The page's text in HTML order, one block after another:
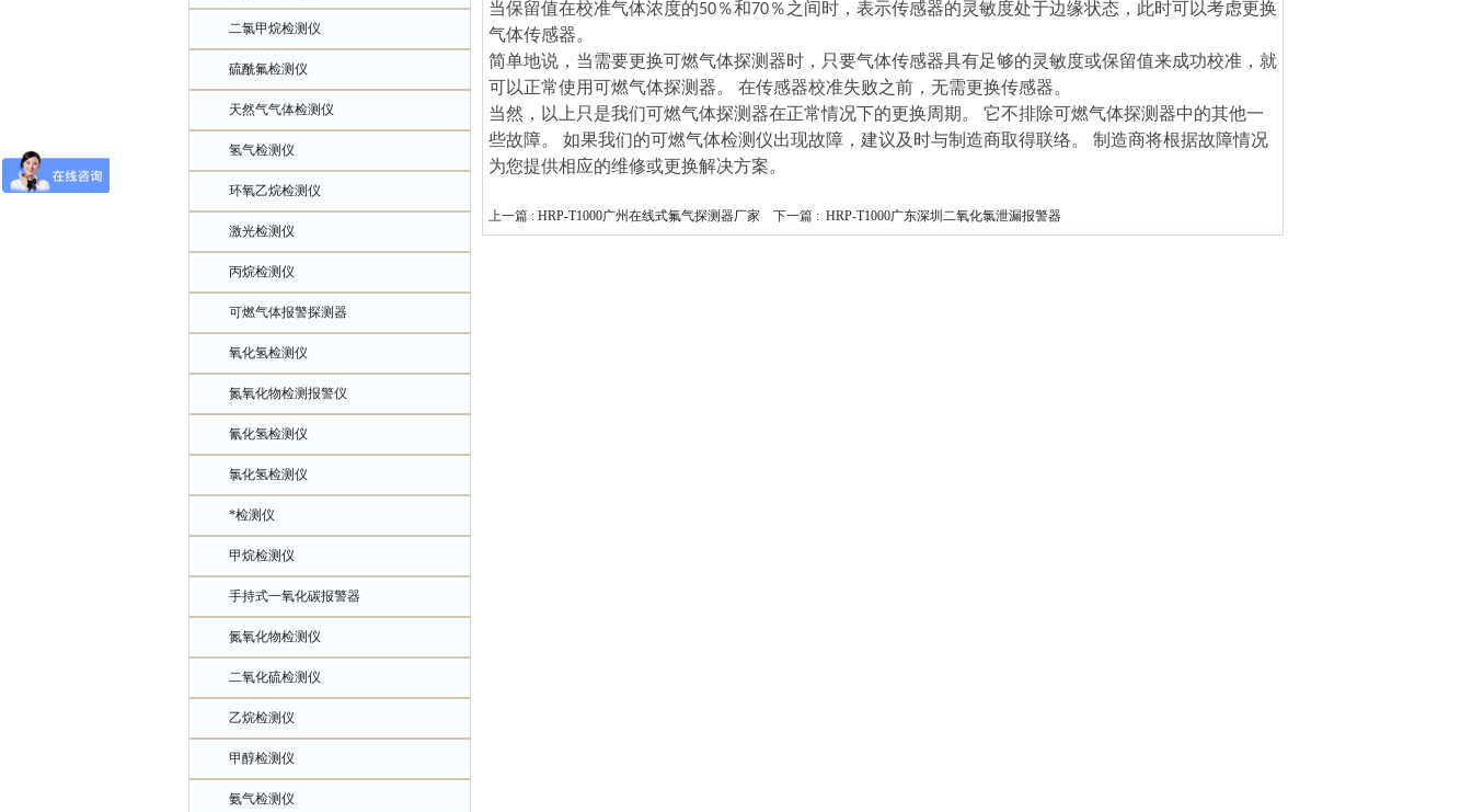
二氯甲烷检测仪
硫酰氟检测仪
天然气气体检测仪
氢气检测仪
环氧乙烷检测仪
激光检测仪
丙烷检测仪
可燃气体报警探测器
氧化氢检测仪
氮氧化物检测报警仪
氰化氢检测仪
氯化氢检测仪
*检测仪
甲烷检测仪
手持式一氧化碳报警器
氮氧化物检测仪
二氧化硫检测仪
乙烷检测仪
甲醇检测仪
氨气检测仪
当保留值在校准气体浓度的50％和70％之间时，表示传感器的灵敏度处于边缘状态，此时可以考虑更换
气体传感器。
简单地说，当需要更换可燃气体探测器时，只要气体传感器具有足够的灵敏度或保留值来成功校准，就
可以正常使用可燃气体探测器。 在传感器校准失败之前，无需更换传感器。
当然，以上只是我们可燃气体探测器在正常情况下的更换周期。 它不排除可燃气体探测器中的其他一
些故障。 如果我们的可燃气体检测仪出现故障，建议及时与制造商取得联络。 制造商将根据故障情况
为您提供相应的维修或更换解决方案。
上一篇 : HRP-T1000广州在线式氟气探测器厂家 下一篇 : HRP-T1000广东深圳二氧化氯泄漏报警器